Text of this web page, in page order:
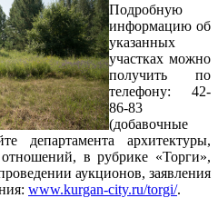
Подробную
информацию об
указанных
участках можно
получить по
телефону: 42-
86-83
(добавочные
архитектуры,
в рубрике «Торги»,
аукционов, заявления
www.kurgan-city.ru/torgi/.